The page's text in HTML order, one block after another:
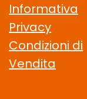
Informativa
Privacy
Condizioni di
Vendita